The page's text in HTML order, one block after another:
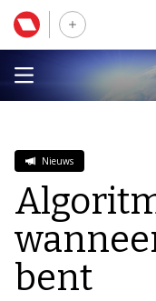
Nieuws
bent